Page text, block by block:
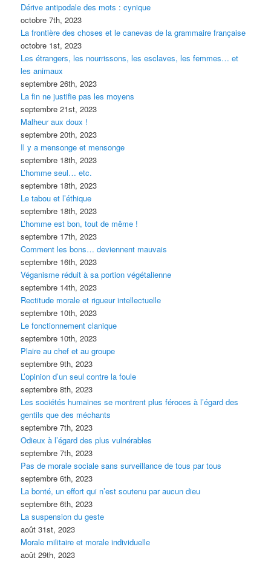
Dérive antipodale des mots : cynique
octobre 7th, 2023
La frontière des choses et le canevas de la grammaire française
octobre 1st, 2023
Les étrangers, les nourrissons, les esclaves, les femmes… et
les animaux
septembre 26th, 2023
La fin ne justifie pas les moyens
septembre 21st, 2023
Malheur aux doux !
septembre 20th, 2023
Il y a mensonge et mensonge
septembre 18th, 2023
L’homme seul… etc.
septembre 18th, 2023
Le tabou et l’éthique
septembre 18th, 2023
L’homme est bon, tout de même !
septembre 17th, 2023
Comment les bons… deviennent mauvais
septembre 16th, 2023
Véganisme réduit à sa portion végétalienne
septembre 14th, 2023
Rectitude morale et rigueur intellectuelle
septembre 10th, 2023
Le fonctionnement clanique
septembre 10th, 2023
Plaire au chef et au groupe
septembre 9th, 2023
L’opinion d’un seul contre la foule
septembre 8th, 2023
Les sociétés humaines se montrent plus féroces à l’égard des
gentils que des méchants
septembre 7th, 2023
Odieux à l’égard des plus vulnérables
septembre 7th, 2023
Pas de morale sociale sans surveillance de tous par tous
septembre 6th, 2023
La bonté, un effort qui n’est soutenu par aucun dieu
septembre 6th, 2023
La suspension du geste
août 31st, 2023
Morale militaire et morale individuelle
août 29th, 2023